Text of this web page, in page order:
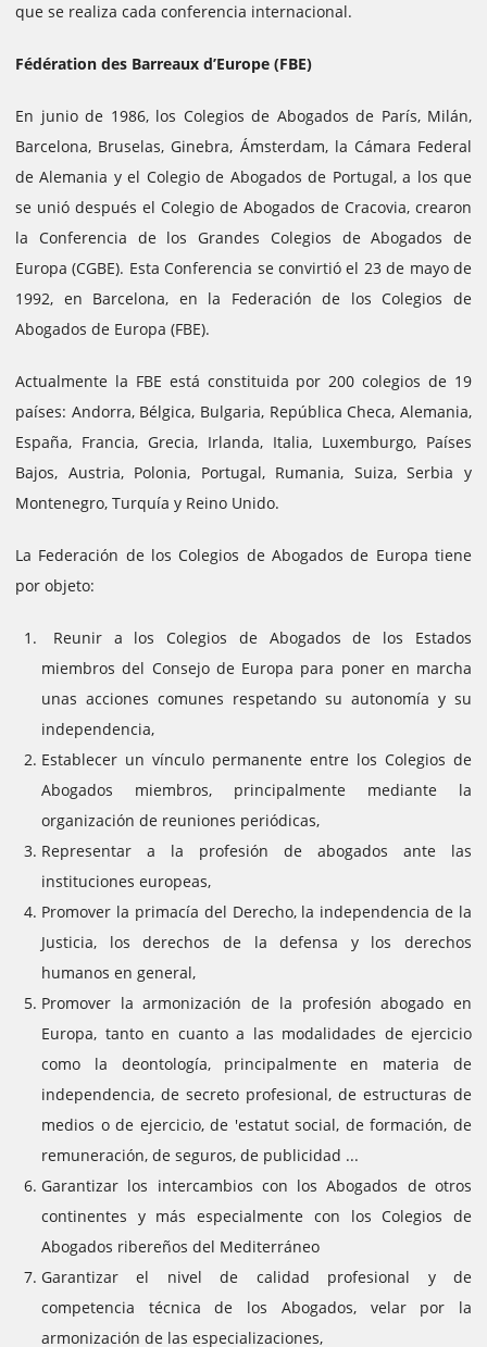
que se realiza cada conferencia internacional.
Fédération des Barreaux d’Europe (FBE)
En junio de 1986, los Colegios de Abogados de París, Milán,
Barcelona, ​​Bruselas, Ginebra, Ámsterdam, la Cámara Federal
de Alemania y el Colegio de Abogados de Portugal, a los que
se unió después el Colegio de Abogados de Cracovia, crearon
la Conferencia de los Grandes Colegios de Abogados de
Europa (CGBE). Esta Conferencia se convirtió el 23 de mayo de
1992, en Barcelona, ​​en la Federación de los Colegios de
Abogados de Europa (FBE).
Actualmente la FBE está constituida por 200 colegios de 19
países: Andorra, Bélgica, Bulgaria, República Checa, Alemania,
España, Francia, Grecia, Irlanda, Italia, Luxemburgo, Países
Bajos, Austria, Polonia, Portugal, Rumania, Suiza, Serbia y
Montenegro, Turquía y Reino Unido.
La Federación de los Colegios de Abogados de Europa tiene
por objeto:
Reunir a los Colegios de Abogados de los Estados
miembros del Consejo de Europa para poner en marcha
unas acciones comunes respetando su autonomía y su
independencia,
Establecer un vínculo permanente entre los Colegios de
Abogados miembros, principalmente mediante la
organización de reuniones periódicas,
Representar a la profesión de abogados ante las
instituciones europeas,
Promover la primacía del Derecho, la independencia de la
Justicia, los derechos de la defensa y los derechos
humanos en general,
Promover la armonización de la profesión abogado en
Europa, tanto en cuanto a las modalidades de ejercicio
como la deontología, principalmente en materia de
independencia, de secreto profesional, de estructuras de
medios o de ejercicio, de 'estatut social, de formación, de
remuneración, de seguros, de publicidad ...
Garantizar los intercambios con los Abogados de otros
continentes y más especialmente con los Colegios de
Abogados ribereños del Mediterráneo
Garantizar el nivel de calidad profesional y de
competencia técnica de los Abogados, velar por la
armonización de las especializaciones,